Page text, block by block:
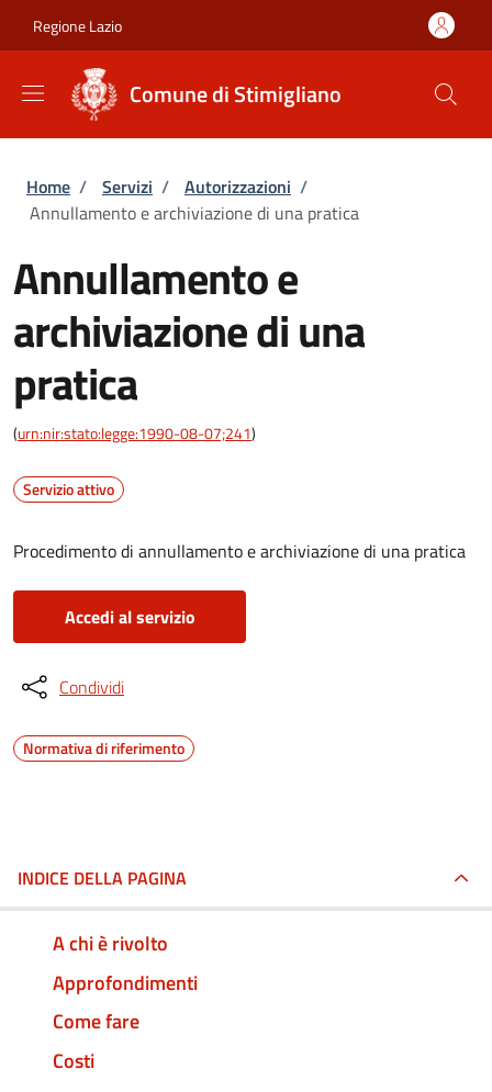
Regione Lazio
Comune di Stimigliano
Briciole di pane
Home / Servizi / Autorizzazioni /
Annullamento e archiviazione di una pratica
Annullamento e
archiviazione di una
pratica
(urn:nir:stato:legge:1990-08-07;241)
Servizio attivo
Procedimento di annullamento e archiviazione di una pratica
Accedi al servizio
Condividi
Normativa di riferimento
INDICE DELLA PAGINA
A chi è rivolto
Approfondimenti
Come fare
Costi